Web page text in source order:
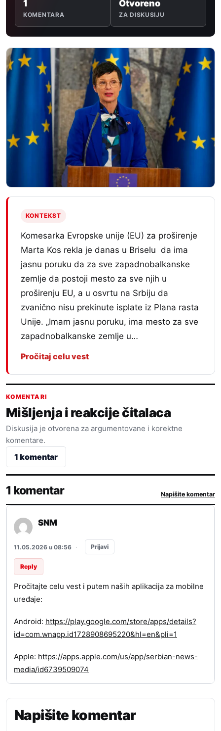
1
KOMENTARA
Otvoreno
ZA DISKUSIJU
KONTEKST
Komesarka Evropske unije (EU) za proširenje
Marta Kos rekla je danas u Briselu da ima
jasnu poruku da za sve zapadnobalkanske
zemlje da postoji mesto za sve njih u
proširenju EU, a u osvrtu na Srbiju da
zvanično nisu prekinute isplate iz Plana rasta
Unije. „Imam jasnu poruku, ima mesto za sve
zapadnobalkanske zemlje u…
Pročitaj celu vest
KOMENTARI
Mišljenja i reakcije čitalaca
Diskusija je otvorena za argumentovane i korektne
komentare.
1 komentar
1 komentar Napišite komentar
SNM
11.05.2026 u 08:56 · Prijavi
Reply
Pročitajte celu vest i putem naših aplikacija za mobilne
uređaje:
Android: https://play.google.com/store/apps/details?
id=com.wnapp.id1728908695220&hl=en&pli=1
Apple: https://apps.apple.com/us/app/serbian-news-
media/id6739509074
Napišite komentar